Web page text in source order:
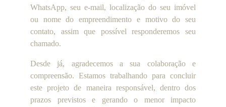
WhatsApp, seu e-mail, localização do seu imóvel
ou nome do empreendimento e motivo do seu
contato, assim que possível responderemos seu
chamado.
Desde já, agradecemos a sua colaboração e
compreensão. Estamos trabalhando para concluir
este projeto de maneira responsável, dentro dos
prazos previstos e gerando o menor impacto